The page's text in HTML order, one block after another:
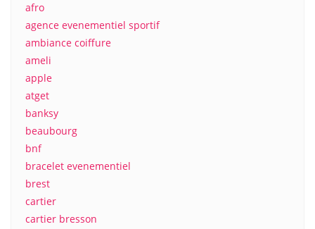
afro
agence evenementiel sportif
ambiance coiffure
ameli
apple
atget
banksy
beaubourg
bnf
bracelet evenementiel
brest
cartier
cartier bresson